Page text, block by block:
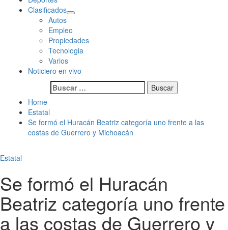
Clasificados
Autos
Empleo
Propiedades
Tecnologia
Varios
Noticiero en vivo
Buscar:
Home
Estatal
Se formó el Huracán Beatriz categoría uno frente a las
costas de Guerrero y Michoacán
Estatal
Se formó el Huracán
Beatriz categoría uno frente
a las costas de Guerrero y